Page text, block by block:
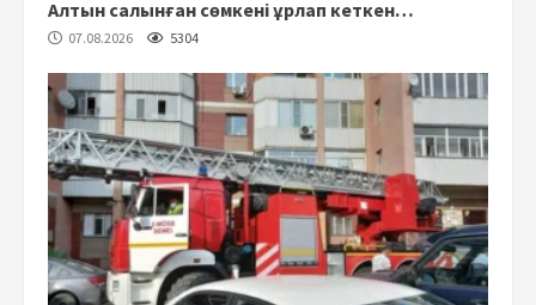
Алтын салынған сөмкені ұрлап кеткен…
07.08.2026 5304